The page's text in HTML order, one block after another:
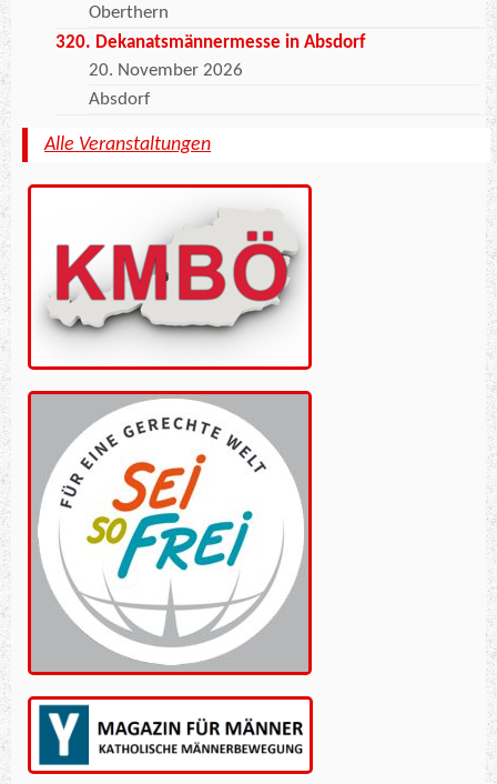
Oberthern
320. Dekanatsmännermesse in Absdorf
20. November 2026
Absdorf
Alle Veranstaltungen